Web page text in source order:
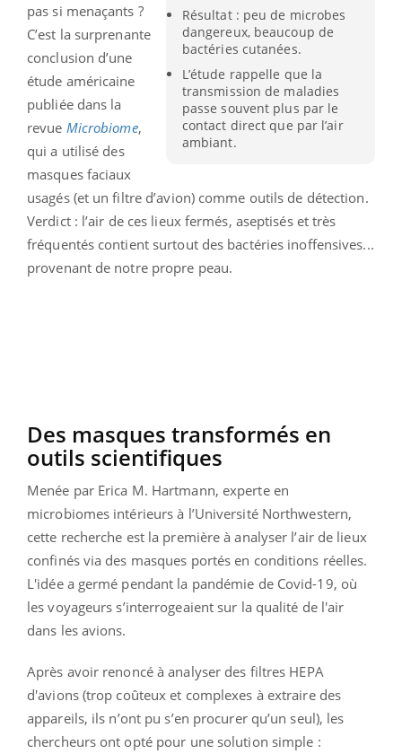
Résultat : peu de microbes
dangereux, beaucoup de
bactéries cutanées.
L’étude rappelle que la
transmission de maladies
passe souvent plus par le
contact direct que par l’air
ambiant.
pas si menaçants ?
C’est la surprenante
conclusion d’une
étude américaine
publiée dans la
revue Microbiome,
qui a utilisé des
masques faciaux
usagés (et un filtre d’avion) comme outils de détection.
Verdict : l’air de ces lieux fermés, aseptisés et très
fréquentés contient surtout des bactéries inoffensives...
provenant de notre propre peau.
Des masques transformés en
outils scientifiques
Menée par Erica M. Hartmann, experte en
microbiomes intérieurs à l’Université Northwestern,
cette recherche est la première à analyser l’air de lieux
confinés via des masques portés en conditions réelles.
L'idée a germé pendant la pandémie de Covid-19, où
les voyageurs s’interrogeaient sur la qualité de l'air
dans les avions.
Après avoir renoncé à analyser des filtres HEPA
d'avions (trop coûteux et complexes à extraire des
appareils, ils n’ont pu s’en procurer qu’un seul), les
chercheurs ont opté pour une solution simple :